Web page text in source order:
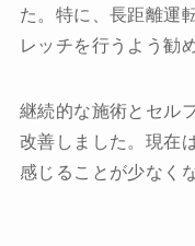
た。特に、長距離運
レッチを行うよう勧
継続的な施術とセル
改善しました。現在
感じることが少なく